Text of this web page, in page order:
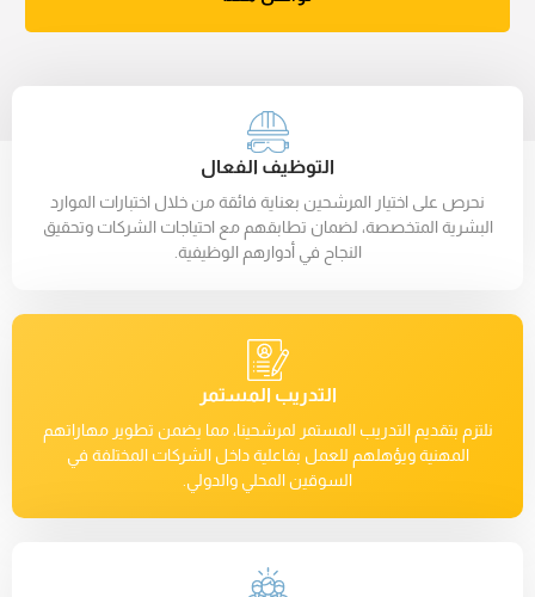
التوظيف الفعال
نحرص على اختيار المرشحين بعناية فائقة من خلال اختبارات الموارد
البشرية المتخصصة، لضمان تطابقهم مع احتياجات الشركات وتحقيق
النجاح في أدوارهم الوظيفية.
التدريب المستمر
نلتزم بتقديم التدريب المستمر لمرشحينا، مما يضمن تطوير مهاراتهم
المهنية ويؤهلهم للعمل بفاعلية داخل الشركات المختلفة في
السوقين المحلي والدولي.